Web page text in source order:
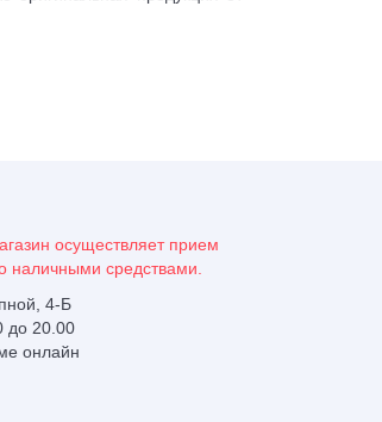
осуществляет прием
наличными средствами.
4-Б
до 20.00
онлайн